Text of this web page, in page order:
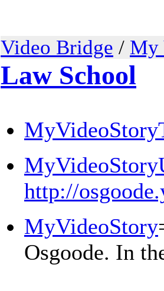
Video Bridge / My
Law School
http://
MyVideoStory
Osgoode. In